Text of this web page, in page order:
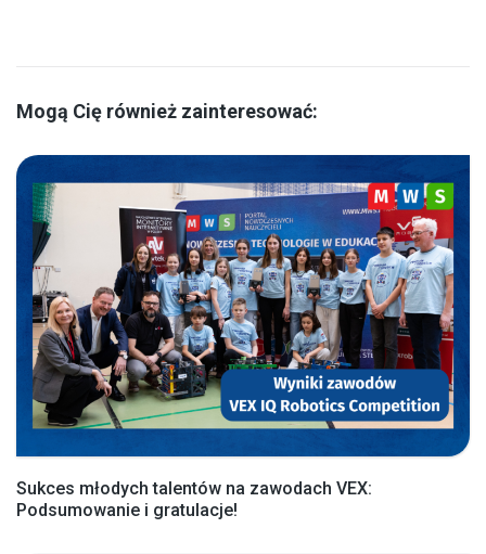
Mogą Cię również zainteresować:
Sukces młodych talentów na zawodach VEX:
Podsumowanie i gratulacje!